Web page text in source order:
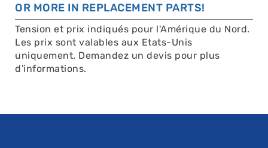
OR MORE IN REPLACEMENT PARTS!
Tension et prix indiqués pour l'Amérique du Nord.
Les prix sont valables aux Etats-Unis
uniquement. Demandez un devis pour plus
d'informations.